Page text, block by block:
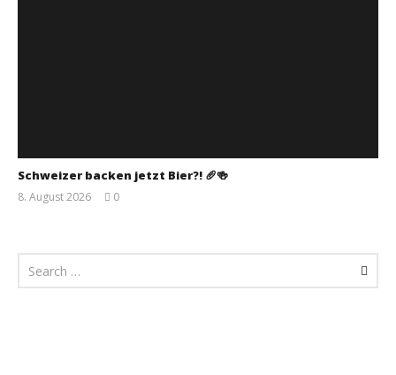
Schweizer backen jetzt Bier?! 🥖🍻
8. August 2026
0